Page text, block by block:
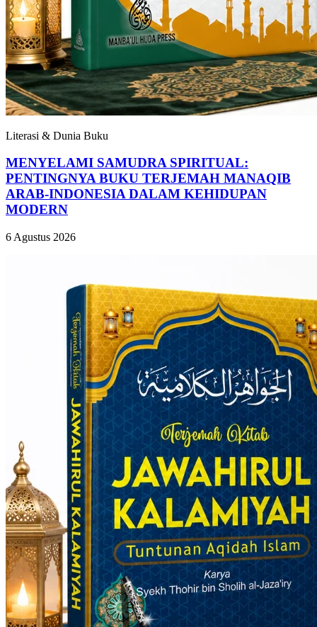
Literasi & Dunia Buku
MENYELAMI SAMUDRA SPIRITUAL:
PENTINGNYA BUKU TERJEMAH MANAQIB
ARAB-INDONESIA DALAM KEHIDUPAN
MODERN
6 Agustus 2026